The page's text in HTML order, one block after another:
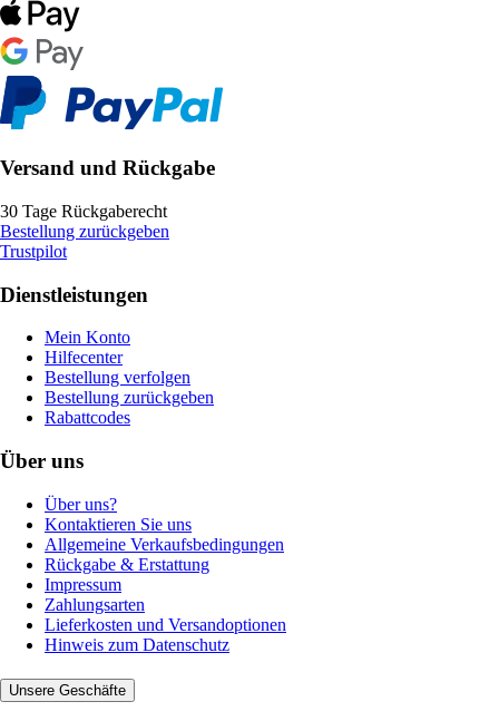
Versand und Rückgabe
30 Tage Rückgaberecht
Bestellung zurückgeben
Trustpilot
Dienstleistungen
Mein Konto
Hilfecenter
Bestellung verfolgen
Bestellung zurückgeben
Rabattcodes
Über uns
Über uns?
Kontaktieren Sie uns
Allgemeine Verkaufsbedingungen
Rückgabe & Erstattung
Impressum
Zahlungsarten
Lieferkosten und Versandoptionen
Hinweis zum Datenschutz
Unsere Geschäfte